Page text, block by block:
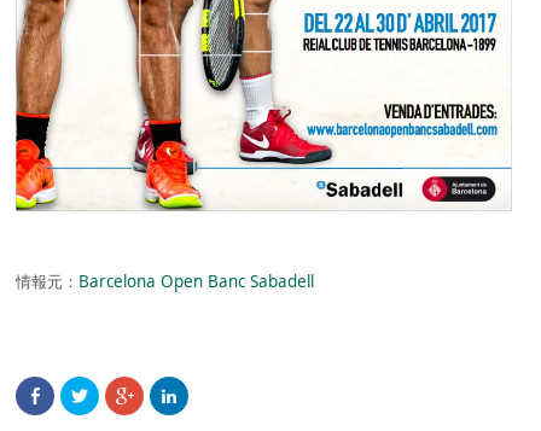
情報元： Barcelona Open Banc Sabadell